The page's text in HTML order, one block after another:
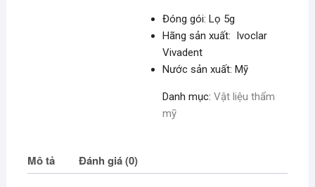
Đóng gói: Lọ 5g
Hãng sản xuất: Ivoclar
Vivadent
Nước sản xuất: Mỹ
Danh mục:Vật liệu thẩm
mỹ
Mô tả Đánh giá (0)